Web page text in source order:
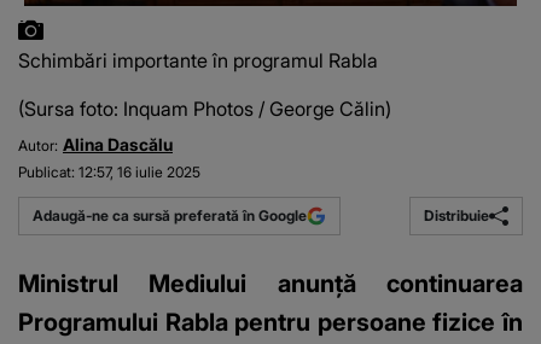
Schimbări importante în programul Rabla
(Sursa foto: Inquam Photos / George Călin)
Autor: Alina Dascălu
Publicat: 12:57, 16 iulie 2025
Adaugă-ne ca sursă preferată în Google Distribuie
Ministrul Mediului anunță continuarea
Programului Rabla pentru persoane fizice în